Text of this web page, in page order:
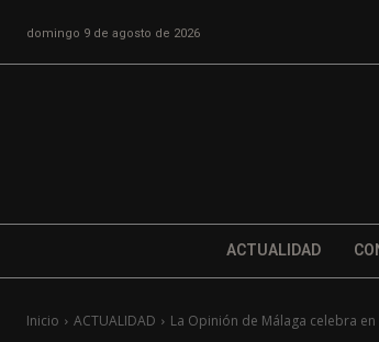
domingo 9 de agosto de 2026
ACTUALIDAD
Inicio ACTUALIDAD La Opinión de Málaga celebra